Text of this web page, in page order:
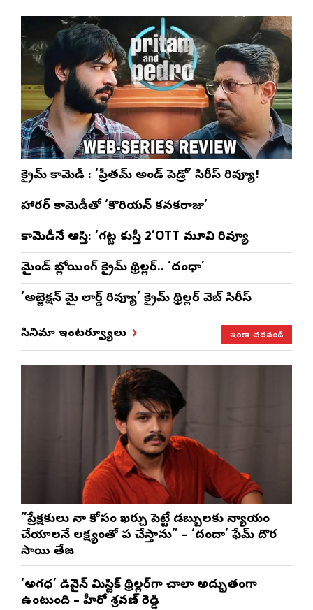
క్రైమ్ కామెడీ : ‘ప్రీతమ్ అండ్ పెడ్రో’ సిరీస్ రివ్యూ!
హారర్ కామెడీతో ‘కొరియన్ కనకరాజు’
కామెడీనే ఆస్తి: ‘గట్ట కుస్తీ 2’OTT మూవి రివ్యూ
మైండ్ బ్లోయింగ్ క్రైమ్ థ్రిల్లర్.. ‘దంధా’
‘అబ్జెక్ష‌న్ మై లార్డ్ రివ్యూ’ క్రైమ్ థ్రిల్ల‌ర్ వెబ్ సిరీస్
సినిమా ఇంటర్వ్యూలు ఇంకా చదవండి
”ప్రేక్షకులు నా కోసం ఖర్చు పెట్టే డబ్బులకు న్యాయం
చేయాలనే లక్ష్యంతో పని చేస్తాను” – ‘దందా’ ఫేమ్ దొర
సాయి తేజ
‘అగధ’ డివైన్ మిస్టిక్ థ్రిల్లర్‌గా చాలా అద్భుతంగా
ఉంటుంది – హీరో శ్రవణ్ రెడ్డి